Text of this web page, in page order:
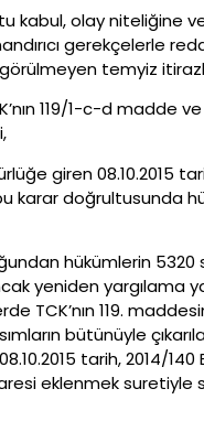
kabul, olay niteliğine
gerekçelerle
temyiz
119/1-c-d madde ve
giren 08.10.2015
karar doğrultusunda
hükümlerin 5320
yeniden
TCK’nın 119.
bütünüyle
tarih, 2014/140
eklenmek